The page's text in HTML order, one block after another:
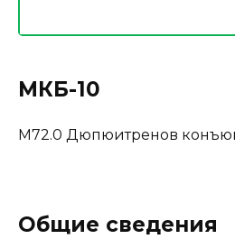
МКБ-10
M72.0 Дюпюитренов
Общие сведения